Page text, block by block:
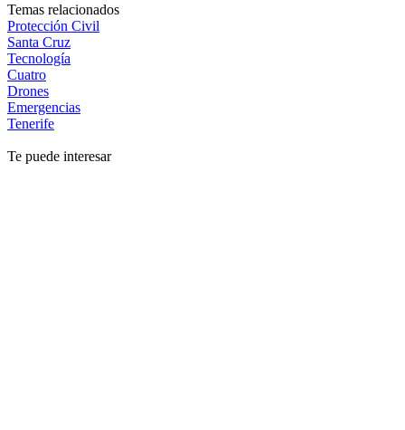
Temas relacionados
Protección Civil
Santa Cruz
Tecnología
Cuatro
Drones
Emergencias
Tenerife
Te puede interesar